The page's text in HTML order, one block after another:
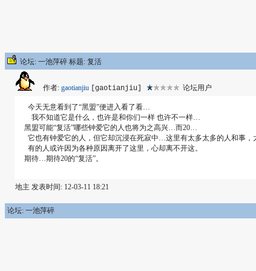
论坛: 一池萍碎 标题: 复活
作者: gaotianjiu [gaotianjiu] 论坛用户
今天无意看到了“黑盟”便进入看了看…
我不知道它是什么，也许是和你们一样 也许不一样…
黑盟可能“复活”哪些钟爱它的人也将为之高兴…而20…
它也有钟爱它的人，但它却沉浸在死寂中…这里有太多太多的人和事，
有的人或许因为各种原因离开了这里，心却离不开这。
期待…期待20的“复活”。
地主 发表时间: 12-03-11 18:21
论坛: 一池萍碎